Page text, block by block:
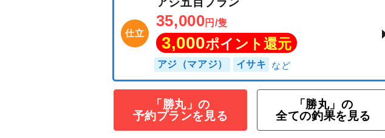
「勝丸」の
予約プランを見る
「勝丸」の
全ての釣果を見る